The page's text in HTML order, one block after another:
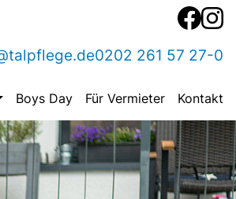
0202 261 57 27-0
Boys Day Für Vermieter Kontakt